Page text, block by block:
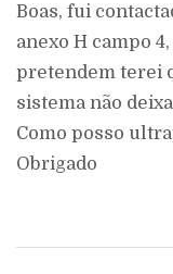
Boas, fui
anexo H campo
pretendem terei
sistema não
Como posso
Obrigado